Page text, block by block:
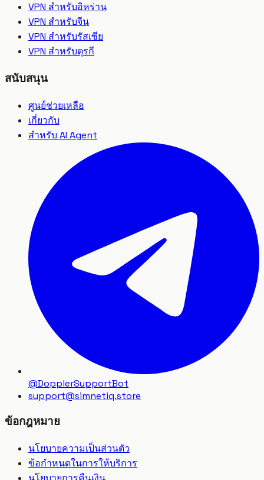
VPN สำหรับอิหร่าน
VPN สำหรับจีน
VPN สำหรับรัสเซีย
VPN สำหรับตุรกี
สนับสนุน
ศูนย์ช่วยเหลือ
เกี่ยวกับ
สำหรับ AI Agent
@DopplerSupportBot
support@simnetiq.store
ข้อกฎหมาย
นโยบายความเป็นส่วนตัว
ข้อกำหนดในการให้บริการ